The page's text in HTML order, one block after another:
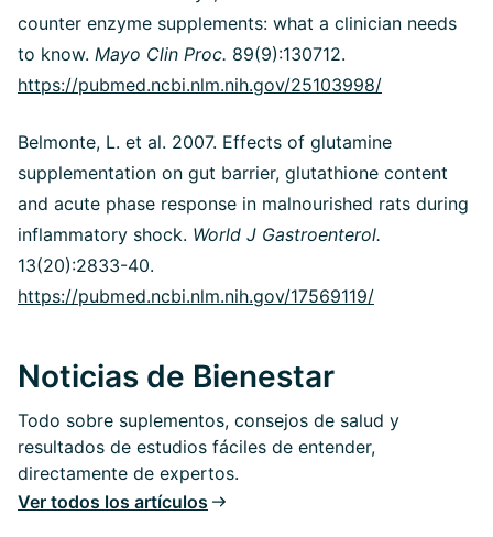
counter enzyme supplements: what a clinician needs
to know. Mayo Clin Proc. 89(9):130712.
https://pubmed.ncbi.nlm.nih.gov/25103998/
Belmonte, L. et al. 2007. Effects of glutamine
supplementation on gut barrier, glutathione content
and acute phase response in malnourished rats during
inflammatory shock. World J Gastroenterol.
13(20):2833-40.
https://pubmed.ncbi.nlm.nih.gov/17569119/
Noticias de Bienestar
Todo sobre suplementos, consejos de salud y
resultados de estudios fáciles de entender,
directamente de expertos.
Ver todos los artículos